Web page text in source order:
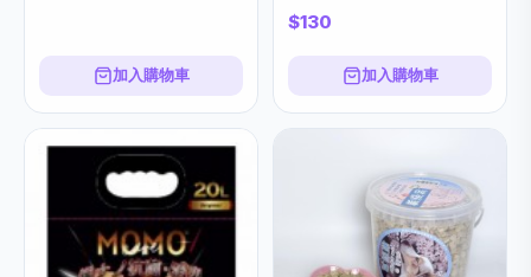
加入購物車
$130
加入購物車